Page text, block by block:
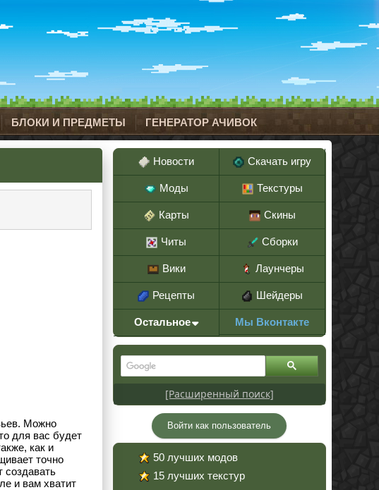
БЛОКИ И ПРЕДМЕТЫ ГЕНЕРАТОР АЧИВОК
Можно
для вас будет
как и
точно
создавать
и вам хватит
Новости Скачать игру
Моды Текстуры
Карты Скины
Читы Сборки
Вики Лаунчеры
Рецепты Шейдеры
Остальное Мы Вконтакте
[Расширенный поиск]
Войти как пользователь
50 лучших модов
15 лучших текстур